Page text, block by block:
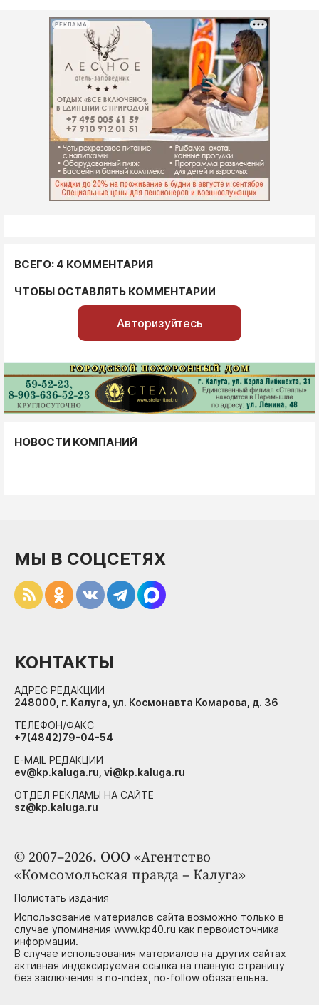
РЕКЛАМА
ВСЕГО: 4 КОММЕНТАРИЯ
ЧТОБЫ ОСТАВЛЯТЬ КОММЕНТАРИИ
Авторизуйтесь
НОВОСТИ КОМПАНИЙ
© 2007–2026. ООО «Агентство
«Комсомольская правда – Калуга»
Полистать издания
Использование материалов сайта возможно только в
случае упоминания www.kp40.ru как первоисточника
информации.
В случае использования материалов на других сайтах
активная индексируемая ссылка на главную страницу
без заключения в no-index, no-follow обязательна.
МЫ В СОЦСЕТЯХ
КОНТАКТЫ
АДРЕС РЕДАКЦИИ
248000, г. Калуга, ул. Космонавта Комарова, д. 36
ТЕЛЕФОН/ФАКС
+7(4842)79-04-54
E-MAIL РЕДАКЦИИ
ev@kp.kaluga.ru, vi@kp.kaluga.ru
ОТДЕЛ РЕКЛАМЫ НА САЙТЕ
sz@kp.kaluga.ru